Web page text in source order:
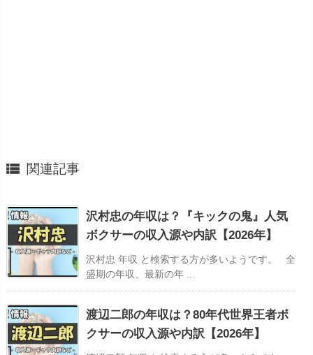
 関連記事
沢村忠の年収は？『キックの鬼』人気
ボクサーの収入源や内訳【2026年】
沢村忠 年収 と検索する方が多いようです。 全
盛期の年収、最新の年 ...
渡辺二郎の年収は？80年代世界王者ボ
クサーの収入源や内訳【2026年】